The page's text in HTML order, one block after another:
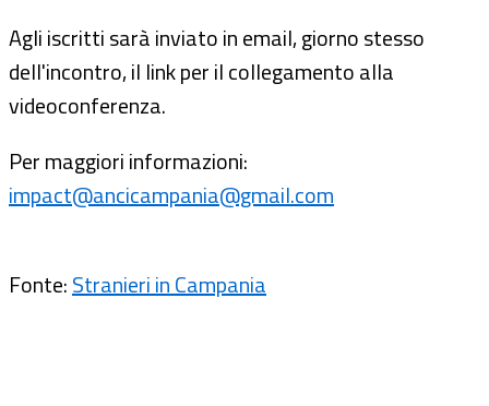
Agli iscritti sarà inviato in email, giorno stesso
dell'incontro, il link per il collegamento alla
videoconferenza.
Per maggiori informazioni:
impact@ancicampania@gmail.com
Fonte:Stranieri in Campania